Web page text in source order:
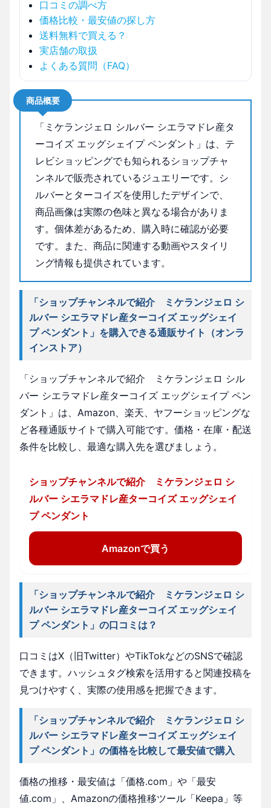
口コミの調べ方
価格比較・最安値の探し方
送料無料で買える？
実店舗の取扱
よくある質問（FAQ）
商品概要
「ミケランジェロ シルバー シエラマドレ産タ
ーコイズ エッグシェイプ ペンダント」は、テ
レビショッピングでも知られるショップチャ
ンネルで販売されているジュエリーです。シ
ルバーとターコイズを使用したデザインで、
商品画像は実際の色味と異なる場合がありま
す。個体差があるため、購入時に確認が必要
です。また、商品に関連する動画やスタイリ
ング情報も提供されています。
「ショップチャンネルで紹介 ミケランジェロ シ
ルバー シエラマドレ産ターコイズ エッグシェイ
プ ペンダント」を購入できる通販サイト（オンラ
インストア）
「ショップチャンネルで紹介 ミケランジェロ シル
バー シエラマドレ産ターコイズ エッグシェイプ ペン
ダント」は、Amazon、楽天、ヤフーショッピングな
ど各種通販サイトで購入可能です。価格・在庫・配送
条件を比較し、最適な購入先を選びましょう。
ショップチャンネルで紹介 ミケランジェロ シ
ルバー シエラマドレ産ターコイズ エッグシェイ
プ ペンダント
Amazonで買う
「ショップチャンネルで紹介 ミケランジェロ シ
ルバー シエラマドレ産ターコイズ エッグシェイ
プ ペンダント」の口コミは？
口コミはX（旧Twitter）やTikTokなどのSNSで確認
できます。ハッシュタグ検索を活用すると関連投稿を
見つけやすく、実際の使用感を把握できます。
「ショップチャンネルで紹介 ミケランジェロ シ
ルバー シエラマドレ産ターコイズ エッグシェイ
プ ペンダント」の価格を比較して最安値で購入
価格の推移・最安値は「価格.com」や「最安
値.com」、Amazonの価格推移ツール「Keepa」等